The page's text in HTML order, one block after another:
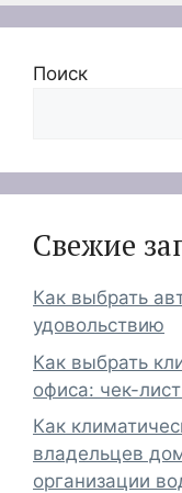
Поиск
Свежие
Как выбрать
удовольствию
Как выбрать
офиса: чек-
Как
владельцев
организации